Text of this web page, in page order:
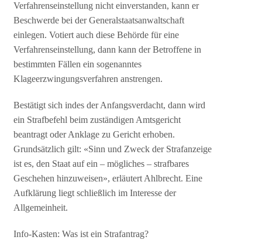
Verfahrenseinstellung nicht einverstanden, kann er
Beschwerde bei der Generalstaatsanwaltschaft
einlegen. Votiert auch diese Behörde für eine
Verfahrenseinstellung, dann kann der Betroffene in
bestimmten Fällen ein sogenanntes
Klageerzwingungsverfahren anstrengen.
Bestätigt sich indes der Anfangsverdacht, dann wird
ein Strafbefehl beim zuständigen Amtsgericht
beantragt oder Anklage zu Gericht erhoben.
Grundsätzlich gilt: «Sinn und Zweck der Strafanzeige
ist es, den Staat auf ein – mögliches – strafbares
Geschehen hinzuweisen», erläutert Ahlbrecht. Eine
Aufklärung liegt schließlich im Interesse der
Allgemeinheit.
Info-Kasten: Was ist ein Strafantrag?